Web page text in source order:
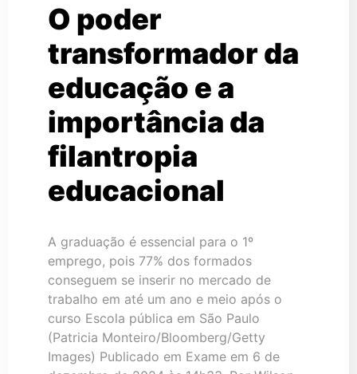
O poder
transformador da
educação e a
importância da
filantropia
educacional
A graduação é essencial para o 1º
emprego, pois 77% dos formados
conseguem se inserir no mercado de
trabalho em até um ano e meio após o
curso Escola pública em São Paulo
(Patricia Monteiro/Bloomberg/Getty
Images) Publicado em Exame em 6 de